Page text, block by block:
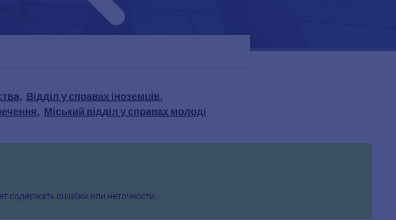
, Відділ у справах іноземців,
, Міський відділ у справах молоді
содержать ошибки или неточности.